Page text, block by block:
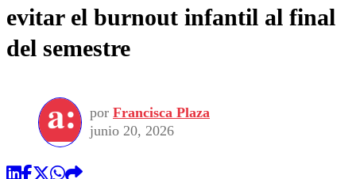
evitar el burnout infantil al final
del semestre
por Francisca Plaza
junio 20, 2026